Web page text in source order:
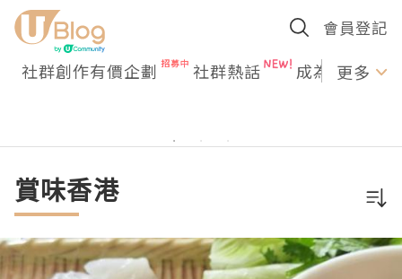
會員登記
社群創作有價企劃 社群熱話 成為U更多
賞味香港